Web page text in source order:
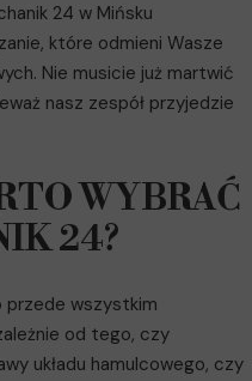
24 w Mińsku
które odmieni Wasze
Nie musicie już martwić
nasz zespół przyjedzie
WYBRAĆ
24?
przede wszystkim
od tego, czy
układu hamulcowego, czy